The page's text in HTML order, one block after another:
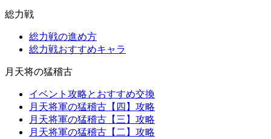
総力戦
総力戦の進め方
総力戦おすすめキャラ
月天将の猛稽古
イベント攻略とおすすめ交換
月天将軍の猛稽古【四】攻略
月天将軍の猛稽古【三】攻略
月天将軍の猛稽古【二】攻略